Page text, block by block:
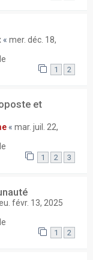
« mer. déc. 18,
1 2
et
« mar. juil. 22,
1 2 3
févr. 13, 2025
1 2